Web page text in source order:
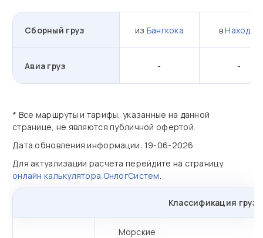
Сборный груз из Бангкока вНаходка
Авиа груз - -
* Все маршруты и тарифы, указанные на данной
странице, не являются публичной офертой.
Дата обновления информации: 19-06-2026
Для актуализации расчета перейдите на страницу
онлайн калькулятора ОнлогСистем.
Классификация
Морские